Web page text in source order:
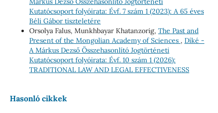
Kutatócsoport folyóirata: Évf. 7 szám 1 (2023): A 65 éves
Béli Gábor tiszteletére
Orsolya Falus, Munkhbayar Khatanzorig, The Past and
Present of the Mongolian Academy of Sciences , Díké -
A Márkus Dezső Összehasonlító Jogtörténeti
Kutatócsoport folyóirata: Évf. 10 szám 1 (2026):
TRADITIONAL LAW AND LEGAL EFFECTIVENESS
Hasonló cikkek